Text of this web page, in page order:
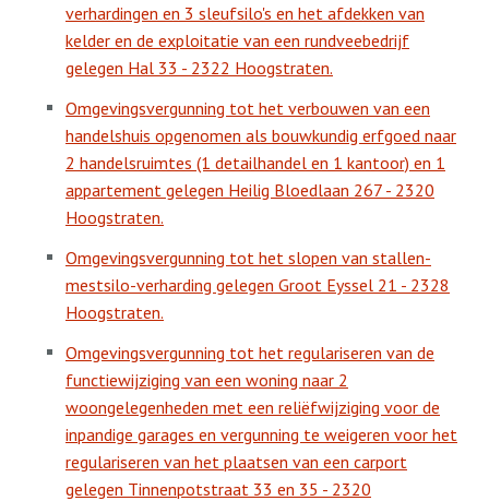
verhardingen en 3 sleufsilo's en het afdekken van
kelder en de exploitatie van een rundveebedrijf
gelegen Hal 33 - 2322 Hoogstraten.
Omgevingsvergunning tot het verbouwen van een
handelshuis opgenomen als bouwkundig erfgoed naar
2 handelsruimtes (1 detailhandel en 1 kantoor) en 1
appartement gelegen Heilig Bloedlaan 267 - 2320
Hoogstraten.
Omgevingsvergunning tot het slopen van stallen-
mestsilo-verharding gelegen Groot Eyssel 21 - 2328
Hoogstraten.
Omgevingsvergunning tot het regulariseren van de
functiewijziging van een woning naar 2
woongelegenheden met een reliëfwijziging voor de
inpandige garages en vergunning te weigeren voor het
regulariseren van het plaatsen van een carport
gelegen Tinnenpotstraat 33 en 35 - 2320